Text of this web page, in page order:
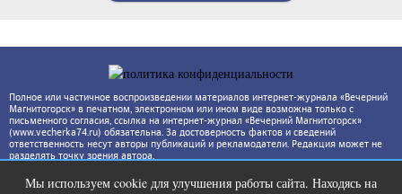
Полное или частичное воспроизведении материалов интернет-журнала «Вечерний
Магнитогорск» в печатном, электронном или ином виде возможна только с
письменного согласия, ссылка на интернет-журнал «Вечерний Магнитогорск»
(www.vecherka74.ru) обязательна. За достоверность фактов и сведений
ответственность несут авторы публикаций и рекламодатели. Редакция может не
разделять точку зрения автора.
Мы используем cookie для улучшения работы сайта. Находясь на